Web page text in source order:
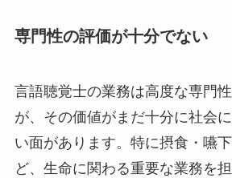
専門性の評価が十分でない
言語聴覚士の業務は高度な専門
が、その価値がまだ十分に社会
い面があります。特に摂食・嚥
ど、生命に関わる重要な業務を